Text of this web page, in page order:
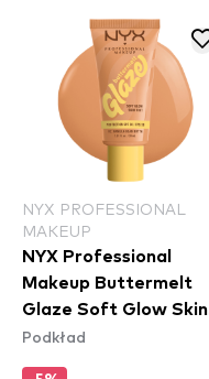
NYX PROFESSIONAL
MAKEUP
NYX Professional
Makeup Buttermelt
Glaze Soft Glow Skin
Tint SPF30 - Vanilla
Podkład